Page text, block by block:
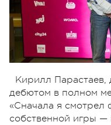
Кирилл Парастаев,
дебютом в полном
«Сначала я смотрел
собственной игры —